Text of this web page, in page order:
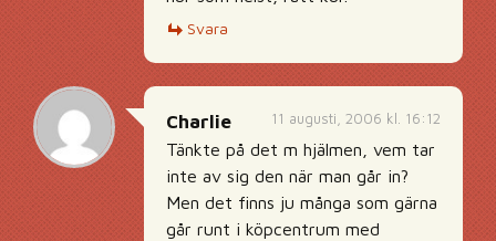
Svara
11 augusti, 2006 kl. 16:12
Charlie
Tänkte på det m hjälmen, vem tar
inte av sig den när man går in?
Men det finns ju många som gärna
går runt i köpcentrum med